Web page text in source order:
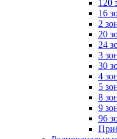
120
16
2
20
24
3
30
4
5
8
9
96